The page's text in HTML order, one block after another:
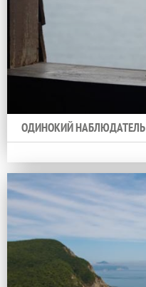
ОДИНОКИЙ НАБЛЮДАТЕЛЬ